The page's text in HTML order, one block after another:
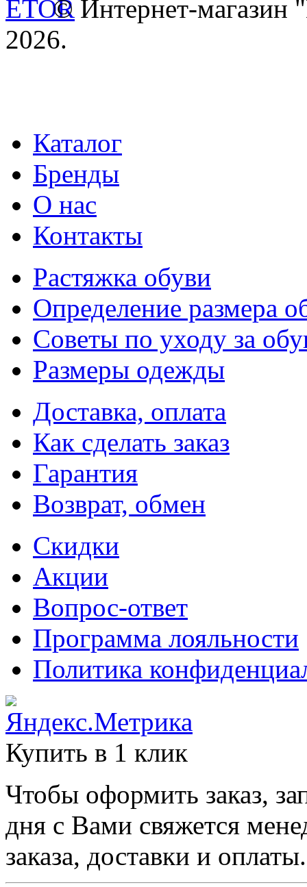
© Интернет-
2026.
Каталог
Бренды
О нас
Контакты
Растяжка обуви
Определение размера
Советы по уходу за
Размеры одежды
Доставка, оплата
Как сделать заказ
Гарантия
Возврат, обмен
Скидки
Акции
Вопрос-ответ
Программа лояльности
Политика
Купить в 1 клик
Чтобы оформить заказ,
дня с Вами свяжется
заказа, доставки и оплаты.